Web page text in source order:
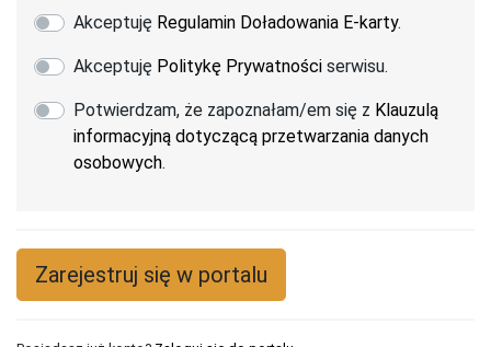
Akceptuję Regulamin Doładowania E-karty.
Akceptuję Politykę Prywatności serwisu.
Potwierdzam, że zapoznałam/em się z Klauzulą
informacyjną dotyczącą przetwarzania danych
osobowych.